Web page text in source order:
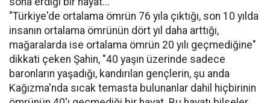
"Türkiye'de ortalama ömrün 76 yıla çıktığı, son 10 yılda
insanın ortalama ömrünün dört yıl daha arttığı,
mağaralarda ise ortalama ömrün 20 yılı geçmediğine"
dikkati çeken Şahin, "40 yaşın üzerinde sadece
baronların yaşadığı, kandırılan gençlerin, şu anda
Kağızma'nda sıcak temasta bulunanlar dahil hiçbirinin